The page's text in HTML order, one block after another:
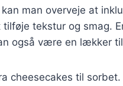
man overveje at
tekstur og smag.
også være en lækker
cheesecakes til sorbet.